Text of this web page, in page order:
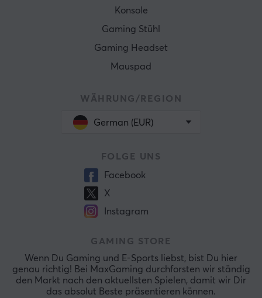
Konsole
Gaming Stühl
Gaming Headset
Mauspad
WÄHRUNG/REGION
German (EUR)
FOLGE UNS
Facebook
X
Instagram
GAMING STORE
Wenn Du Gaming und E-Sports liebst, bist Du hier
genau richtig! Bei MaxGaming durchforsten wir ständig
den Markt nach den aktuellsten Spielen, damit wir Dir
das absolut Beste präsentieren können.